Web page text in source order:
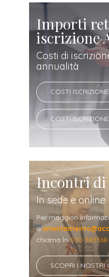
Importi
iscrizione
Costi di
annualità
COSTI
COSTI
Incontri di
In sede e online
Per maggiori
a
chiama lo030 383368
SCOPRI I NOSTRI